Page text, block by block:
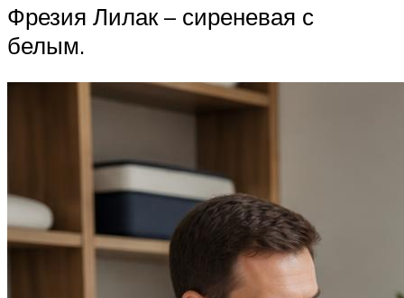
Фрезия Лилак – сиреневая с
белым.